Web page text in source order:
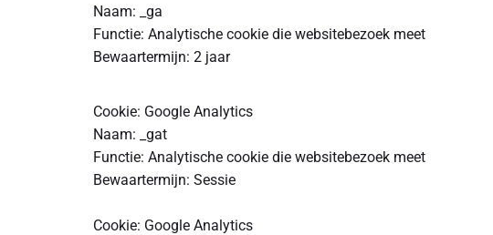
Naam: _ga
Functie: Analytische cookie die websitebezoek meet
Bewaartermijn: 2 jaar
Cookie: Google Analytics
Naam: _gat
Functie: Analytische cookie die websitebezoek meet
Bewaartermijn: Sessie
Cookie: Google Analytics